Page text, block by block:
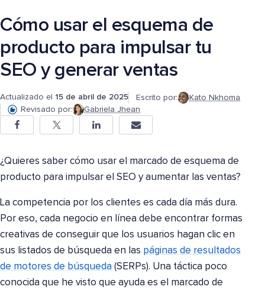
Cómo usar el esquema de
producto para impulsar tu
SEO y generar ventas
Actualizado el 15 de abril de 2025 Escrito por:
Kato Nkhoma
Revisado por:
Gabriela Jhean
¿Quieres saber cómo usar el marcado de esquema de
producto para impulsar el SEO y aumentar las ventas?
La competencia por los clientes es cada día más dura.
Por eso, cada negocio en línea debe encontrar formas
creativas de conseguir que los usuarios hagan clic en
sus listados de búsqueda en las páginas de resultados
de motores de búsqueda (SERPs). Una táctica poco
conocida que he visto que ayuda es el marcado de